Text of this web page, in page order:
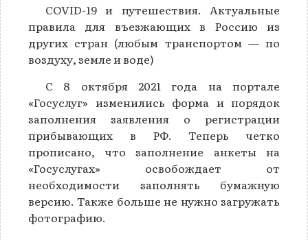
COVID-19 и путешествия. Актуальные
правила для въезжающих в Россию из
других стран (любым транспортом — по
воздуху, земле и воде)
С 8 октября 2021 года на портале
«Госуслуг» изменились форма и порядок
заполнения заявления о регистрации
прибывающих в РФ. Теперь четко
прописано, что заполнение анкеты на
«Госуслугах» освобождает от
необходимости заполнять бумажную
версию. Также больше не нужно загружать
фотографию.